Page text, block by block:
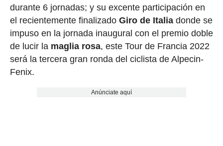
durante 6 jornadas; y su excente participación en
el recientemente finalizado Giro de Italiadonde se
impuso en la jornada inaugural con el premio doble
de lucir la maglia rosa, este Tour de Francia 2022
será la tercera gran ronda del ciclista de Alpecin-
Fenix.
Anúnciate aquí